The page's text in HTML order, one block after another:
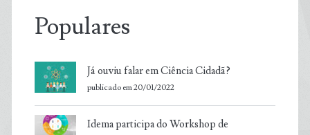
Populares
Já ouviu falar em Ciência Cidadã?
publicado em 20/01/2022
Idema participa do Workshop de